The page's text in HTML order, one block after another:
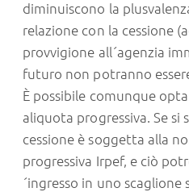
diminuiscono la
relazione con la cessione
provvigione all´agenzia
futuro non potranno
È possibile comunque
aliquota progressiva. Se si
cessione è soggetta alla
progressiva Irpef, e ciò
´ingresso in uno scaglione